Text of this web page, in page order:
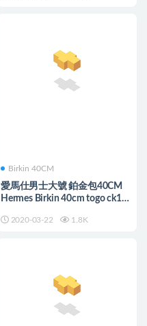
Birkin 40CM
愛馬仕男士大號 鉑金包40CM
Hermes Birkin 40cm togo ck18
2020-03-22 1.8K